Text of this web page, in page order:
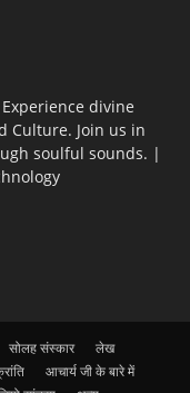
divine
Culture. Join us in
soulful sounds. |
सोलह संस्कार
लेख
आचार्य जी के बारे में